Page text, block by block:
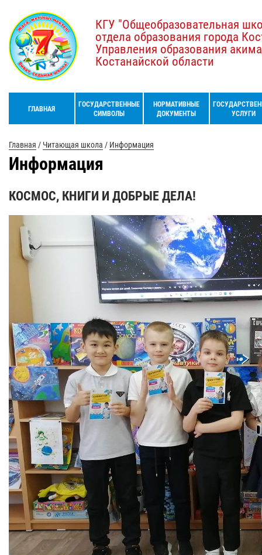
КГУ "Общеобразовательная
отдела образования города
Управления образования
Костанайской области
ГЛАВНАЯ
ГОСУДАРСТВЕННЫЕ
СИМВОЛЫ
НОРМАТИВНЫЕ
ДОКУМЕНТЫ
УСЛУГИ
Главная / Читающая школа / Информация
Информация
КОСМОС, КНИГИ И ДОБРЫЕ ДЕЛА!